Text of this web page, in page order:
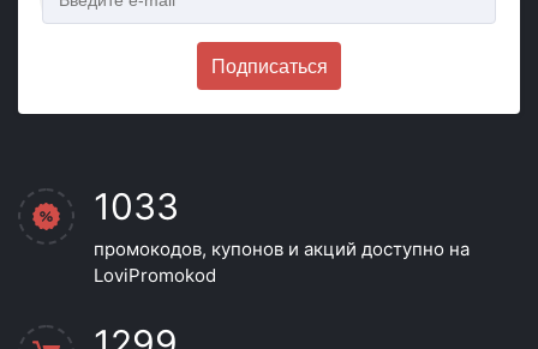
Подписаться
1033
промокодов, купонов и акций доступно на
LoviPromokod